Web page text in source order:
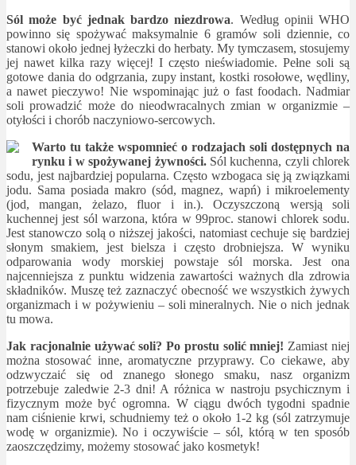
Sól może być jednak bardzo niezdrowa. Według opinii WHO
powinno się spożywać maksymalnie 6 gramów soli dziennie, co
stanowi około jednej łyżeczki do herbaty. My tymczasem, stosujemy
jej nawet kilka razy więcej! I często nieświadomie. Pełne soli są
gotowe dania do odgrzania, zupy instant, kostki rosołowe, wędliny,
a nawet pieczywo! Nie wspominając już o fast foodach. Nadmiar
soli prowadzić może do nieodwracalnych zmian w organizmie –
otyłości i chorób naczyniowo-sercowych.
Warto tu także wspomnieć o rodzajach soli dostępnych na
rynku i w spożywanej żywności.Sól kuchenna, czyli chlorek
sodu, jest najbardziej popularna. Często wzbogaca się ją związkami
jodu. Sama posiada makro (sód, magnez, wapń) i mikroelementy
(jod, mangan, żelazo, fluor i in.). Oczyszczoną wersją soli
kuchennej jest sól warzona, która w 99proc. stanowi chlorek sodu.
Jest stanowczo solą o niższej jakości, natomiast cechuje się bardziej
słonym smakiem, jest bielsza i często drobniejsza. W wyniku
odparowania wody morskiej powstaje sól morska. Jest ona
najcenniejsza z punktu widzenia zawartości ważnych dla zdrowia
składników. Muszę też zaznaczyć obecność we wszystkich żywych
organizmach i w pożywieniu – soli mineralnych. Nie o nich jednak
tu mowa.
Jak racjonalnie używać soli? Po prostu solić mniej! Zamiast niej
można stosować inne, aromatyczne przyprawy. Co ciekawe, aby
odzwyczaić się od znanego słonego smaku, nasz organizm
potrzebuje zaledwie 2-3 dni! A różnica w nastroju psychicznym i
fizycznym może być ogromna. W ciągu dwóch tygodni spadnie
nam ciśnienie krwi, schudniemy też o około 1-2 kg (sól zatrzymuje
wodę w organizmie). No i oczywiście – sól, którą w ten sposób
zaoszczędzimy, możemy stosować jako kosmetyk!